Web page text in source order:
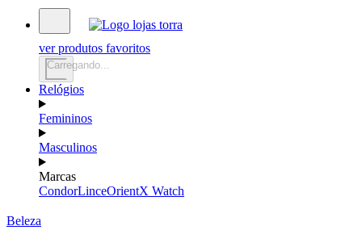
ver produtos favoritos
Carregando...
Relógios
Femininos
Masculinos
Marcas
CondorLinceOrientX Watch
Beleza